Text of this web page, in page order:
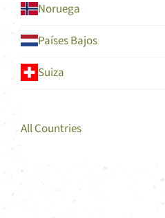
Noruega
Países Bajos
Suiza
All Countries